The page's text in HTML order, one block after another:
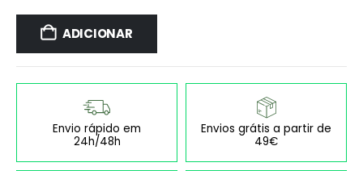
ADICIONAR
Envio rápido em
24h/48h
Envios grátis a partir de
49€